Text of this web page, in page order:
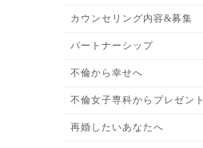
カウンセリング内容&募集
パートナーシップ
不倫から幸せへ
不倫女子専科からプレゼント
再婚したいあなたへ